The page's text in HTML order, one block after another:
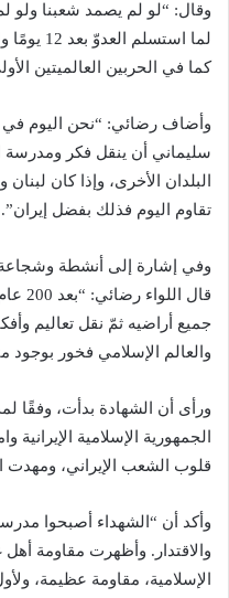
وقال: “لو لم يصمد شعبنا ولو
لما
كما في الحربين العالميتين
وأضاف رضائي: “نحن اليوم في
سليماني أن ينقل فكر ومدرسة
البلدان الأخرى، وإذا كان
تقاوم اليوم فذلك بفضل إيران”.
وفي إشارة إلى أنشطة وشجاعة
قال
جميع أراضيه ثمّ نقل تعاليم
والعالم الإسلامي فخور
ورأى أن الشهادة بدأت، وفقًا
الجمهورية الإسلامية
قلوب الشعب الإيراني،
وأكد أن “الشهداء أصبحوا
والاقتدار. وأظهرت مقاومة
الإسلامية، مقاومة عظيمة،